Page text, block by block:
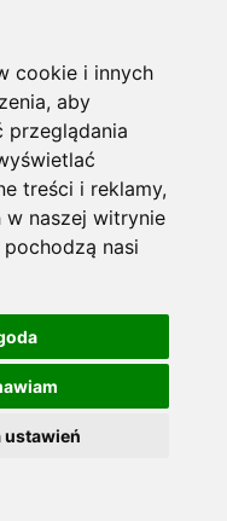
cookie i innych
aby
przeglądania
treści i reklamy,
w naszej witrynie
nasi
ustawień
ZR21